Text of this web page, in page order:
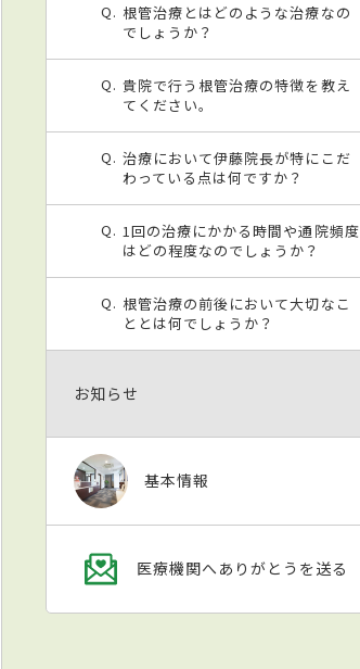
根管治療とはどのような治療なの
でしょうか？
貴院で行う根管治療の特徴を教え
てください。
治療において伊藤院長が特にこだ
わっている点は何ですか？
1回の治療にかかる時間や通院頻度
はどの程度なのでしょうか？
根管治療の前後において大切なこ
ととは何でしょうか？
お知らせ
基本情報
医療機関へありがとうを送る